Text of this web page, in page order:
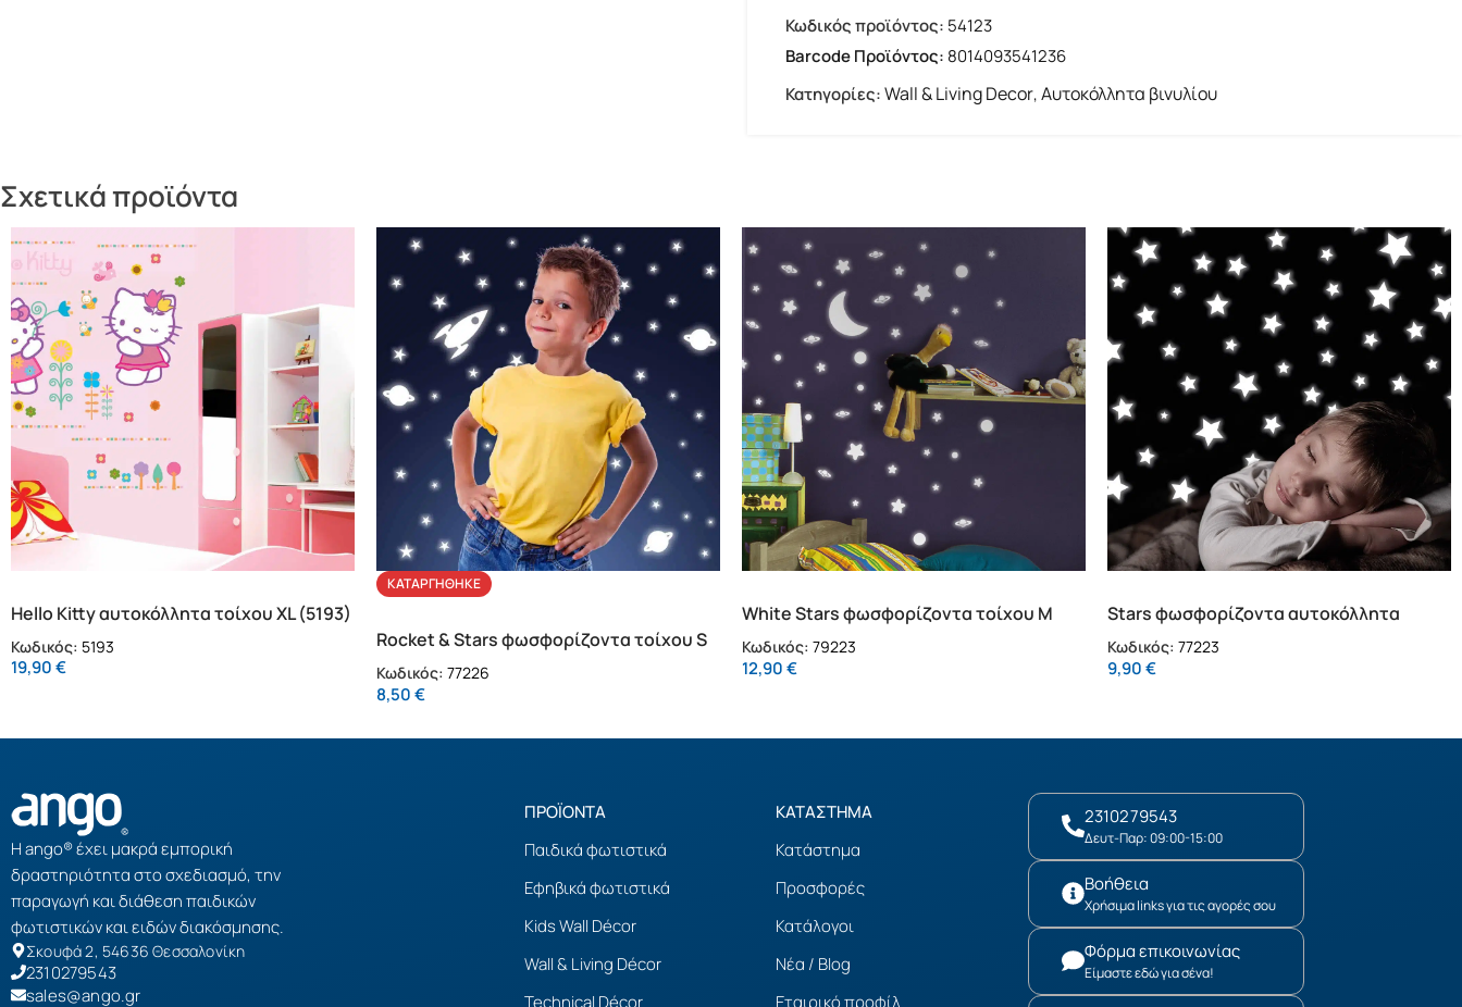
Barcode Προϊόντος: 8014093541236
Κωδικός προϊόντος: 54123
Κατηγορίες:Wall & Living Decor,Αυτοκόλλητα βινυλίου
Σχετικά προϊόντα
Hello Kitty αυτοκόλλητα τοίχου XL (5193)
Κωδικός: 5193
19,90€
ΚΑΤΑΡΓΉΘΗΚΕ
Rocket & Stars φωσφορίζοντα τοίχου S
(77226)
Κωδικός: 77226
8,50€
White Stars φωσφορίζοντα τοίχου M
(79223)
Κωδικός: 79223
12,90€
Stars φωσφορίζοντα αυτοκόλλητα
τοίχου S (77223)
Κωδικός: 77223
9,90€
Η ango® έχει μακρά εμπορική
δραστηριότητα στο σχεδιασμό, την
παραγωγή και διάθεση παιδικών
φωτιστικών και ειδών διακόσμησης.
Σκουφά 2, 54636 Θεσσαλονίκη
2310279543
sales@ango.gr
ΠΡΟΪΟΝΤΑ
Παιδικά φωτιστικά
Εφηβικά φωτιστικά
Kids Wall Décor
Wall & Living Décor
Technical Décor
ΚΑΤΑΣΤΗΜΑ
Κατάστημα
Προσφορές
Κατάλογοι
Νέα / Blog
Εταιρικό προφίλ
2310279543
Δευτ-Παρ: 09:00-15:00
Βοήθεια
Χρήσιμα links για τις αγορές σου
Φόρμα επικοινωνίας
Είμαστε εδώ για σένα!